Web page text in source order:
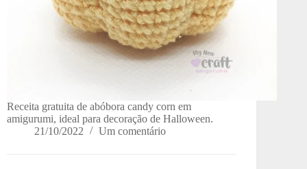
Receita gratuita de abóbora candy corn em
amigurumi, ideal para decoração de Halloween.
21/10/2022
Um comentário